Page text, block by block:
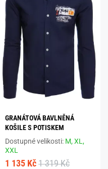
GRANÁTOVÁ BAVLNĚNÁ
KOŠILE S POTISKEM
Dostupné velikosti: M,XL,
XXL
1 135 Kč 1 319 Kč